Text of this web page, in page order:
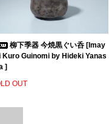
柳下季器 今焼黒ぐい呑 [Imay
Kuro Guinomi by Hideki Yanas
]
OUT